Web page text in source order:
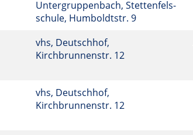
Untergruppenbach, Stettenfels-
schule, Humboldtstr. 9
vhs, Deutschhof,
Kirchbrunnenstr. 12
vhs, Deutschhof,
Kirchbrunnenstr. 12